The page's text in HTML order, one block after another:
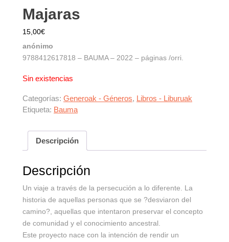
Majaras
15,00€
anónimo
9788412617818 – BAUMA – 2022 – páginas /orri.
Sin existencias
Categorías: Generoak - Géneros, Libros - Liburuak
Etiqueta: Bauma
Descripción
Descripción
Un viaje a través de la persecución a lo diferente. La
historia de aquellas personas que se ?desviaron del
camino?, aquellas que intentaron preservar el concepto
de comunidad y el conocimiento ancestral.
Este proyecto nace con la intención de rendir un